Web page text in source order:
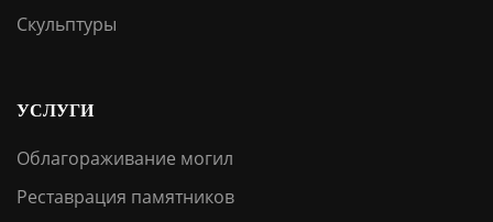
Скульптуры
УСЛУГИ
Облагораживание могил
Реставрация памятников